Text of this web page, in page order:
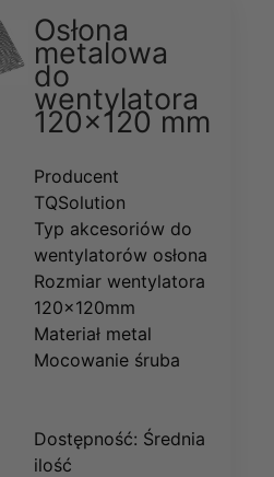
Osłona
metalowa
do
wentylatora
120x120 mm
Producent
TQSolution
Typ akcesoriów do
wentylatorów osłona
Rozmiar wentylatora
120x120mm
Materiał metal
Mocowanie śruba
Dostępność: Średnia
ilość